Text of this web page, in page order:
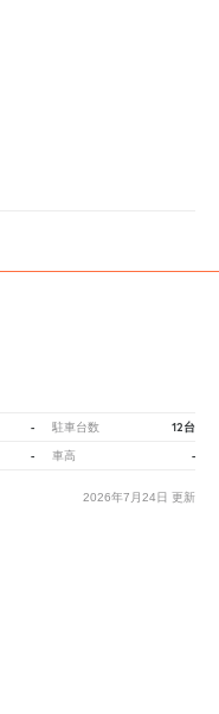
- 駐車台数 12台
- 車高 -
2026年7月24日 更新